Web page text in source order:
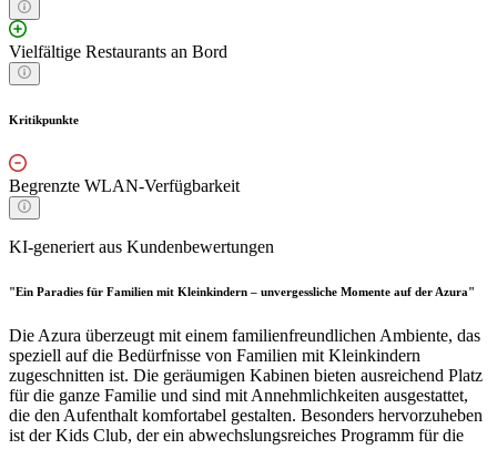
Vielfältige Restaurants an Bord
Kritikpunkte
Begrenzte WLAN-Verfügbarkeit
KI-generiert aus Kundenbewertungen
"Ein Paradies für Familien mit Kleinkindern – unvergessliche Momente auf der Azura"
Die Azura überzeugt mit einem familienfreundlichen Ambiente, das
speziell auf die Bedürfnisse von Familien mit Kleinkindern
zugeschnitten ist. Die geräumigen Kabinen bieten ausreichend Platz
für die ganze Familie und sind mit Annehmlichkeiten ausgestattet,
die den Aufenthalt komfortabel gestalten. Besonders hervorzuheben
ist der Kids Club, der ein abwechslungsreiches Programm für die